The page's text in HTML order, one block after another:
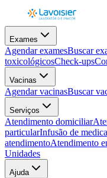
Exames
Agendar examesBuscar
toxicológicosCheck-ups
Vacinas
Agendar vacinasBuscar
Serviços
Atendimento domiciliar
particularInfusão de
atendimentoAtendimento
Unidades
Ajuda